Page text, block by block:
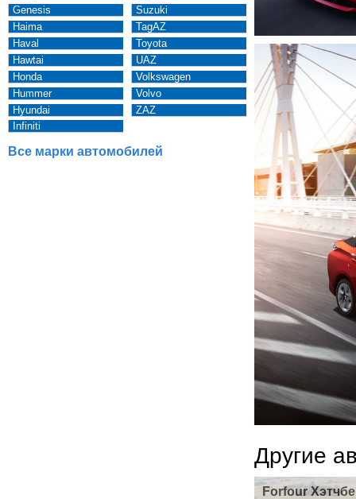
Genesis
Haima
Haval
Hawtai
Honda
Hummer
Hyundai
Infiniti
Suzuki
TagAZ
Toyota
UAZ
Volkswagen
Volvo
ZAZ
Все марки автомобилей
Другие
Forfour